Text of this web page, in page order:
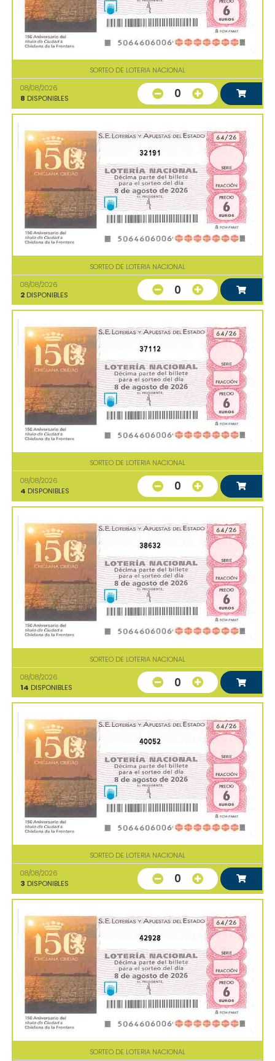
SORTEO DE LOTERIA NACIONAL
08/08/2026
8 DISPONIBLES 0
32191
SORTEO DE LOTERIA NACIONAL
08/08/2026
2 DISPONIBLES 0
37112
SORTEO DE LOTERIA NACIONAL
08/08/2026
4 DISPONIBLES 0
38632
SORTEO DE LOTERIA NACIONAL
08/08/2026
14 DISPONIBLES 0
40052
SORTEO DE LOTERIA NACIONAL
08/08/2026
3 DISPONIBLES 0
42928
SORTEO DE LOTERIA NACIONAL